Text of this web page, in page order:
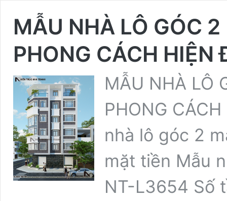
MẪU NHÀ LÔ GÓC
PHONG CÁCH
MẪU NHÀ LÔ
PHONG
nhà lô góc 2
mặt tiền Mẫu
NT-L3654 Số